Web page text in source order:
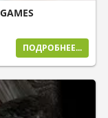
ПОДРОБНЕЕ...